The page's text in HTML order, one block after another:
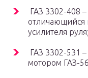
ГАЗ 3302-408
отличающийся
усилителя руля;
ГАЗ 3302-531
мотором ГАЗ-